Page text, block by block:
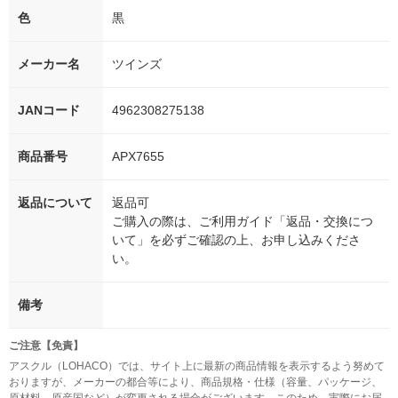
色 黒
メーカー名 ツインズ
JANコード 4962308275138
商品番号 APX7655
返品について
返品可
ご購入の際は、ご利用ガイド「返品・交換につ
いて」を必ずご確認の上、お申し込みくださ
い。
備考
ご注意【免責】
アスクル（LOHACO）では、サイト上に最新の商品情報を表示するよう努めて
おりますが、メーカーの都合等により、商品規格・仕様（容量、パッケージ、